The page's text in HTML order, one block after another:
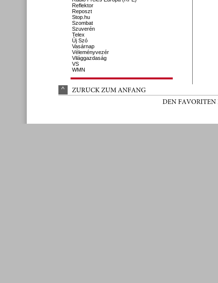
Reflektor
Reposzt
Stop.hu
Szombat
Szuverén
Telex
Új Szó
Vasárnap
Véleményvezér
Világgazdaság
VS
WMN
^ ZURÜCK ZUM ANFANG
DEN FAVORITEN